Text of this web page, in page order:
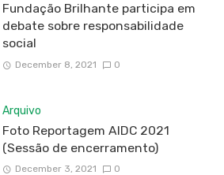
Fundação Brilhante participa em
debate sobre responsabilidade
social
December 8, 2021 0
Arquivo
Foto Reportagem AIDC 2021
(Sessão de encerramento)
December 3, 2021 0